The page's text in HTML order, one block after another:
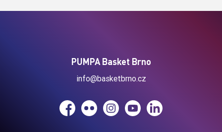
PUMPA Basket Brno
info@basketbrno.cz
Facebook
Flickr InstagramYouTubeLinkedIn